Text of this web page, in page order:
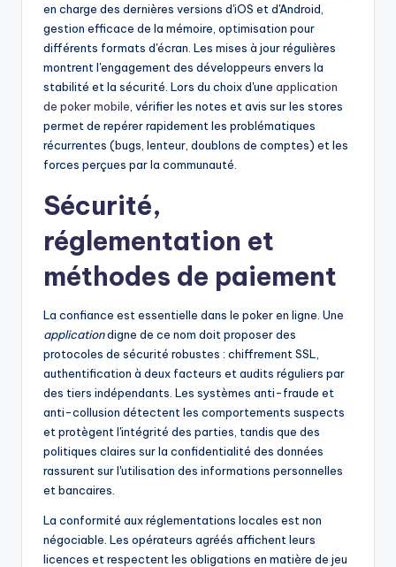
en charge des dernières versions d'iOS et d'Android,
gestion efficace de la mémoire, optimisation pour
différents formats d'écran. Les mises à jour régulières
montrent l'engagement des développeurs envers la
stabilité et la sécurité. Lors du choix d'une application
de poker mobile , vérifier les notes et avis sur les stores
permet de repérer rapidement les problématiques
récurrentes (bugs, lenteur, doublons de comptes) et les
forces perçues par la communauté.
Sécurité,
réglementation et
méthodes de paiement
La confiance est essentielle dans le poker en ligne. Une
applicationdigne de ce nom doit proposer des
protocoles de sécurité robustes : chiffrement SSL,
authentification à deux facteurs et audits réguliers par
des tiers indépendants. Les systèmes anti-fraude et
anti-collusion détectent les comportements suspects
et protègent l'intégrité des parties, tandis que des
politiques claires sur la confidentialité des données
rassurent sur l'utilisation des informations personnelles
et bancaires.
La conformité aux réglementations locales est non
négociable. Les opérateurs agréés affichent leurs
licences et respectent les obligations en matière de jeu